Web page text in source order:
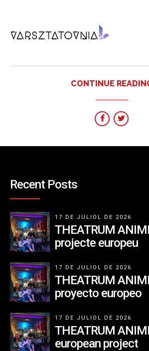
CONTINUE
Recent Posts
17 DE JULIOL DE 2026
THEATRUM
projecte europeu
17 DE JULIOL DE 2026
THEATRUM
proyecto europeo
17 DE JULIOL DE 2026
THEATRUM
european project